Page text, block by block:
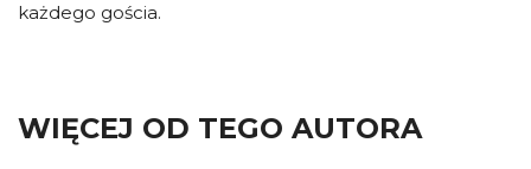
każdego gościa.
WIĘCEJ OD TEGO AUTORA